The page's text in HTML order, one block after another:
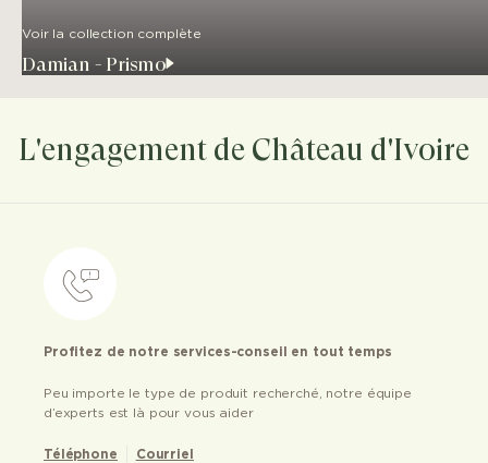
Voir la collection complète
Damian - Prismo
L'engagement de Château d'Ivoire
Profitez de notre services-conseil en tout temps
Peu importe le type de produit recherché, notre équipe
d’experts est là pour vous aider
Téléphone Courriel